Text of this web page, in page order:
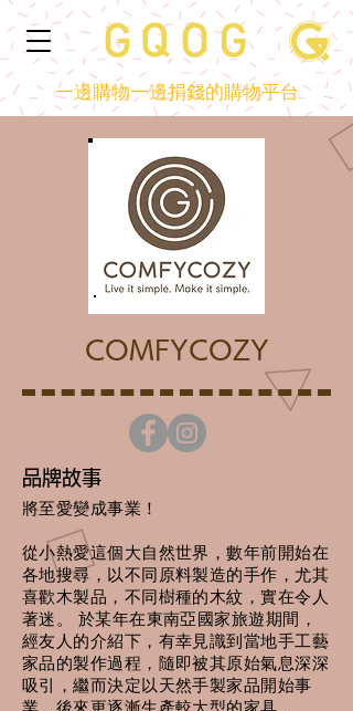
一邊購物一邊捐錢的購物平台
COMFYCOZY
品牌故事
將至愛變成事業！
從小熱愛這個大自然世界，數年前開始在
各地搜尋，以不同原料製造的手作，尤其
喜歡木製品，不同樹種的木紋，實在令人
著迷。 於某年在東南亞國家旅遊期間，
經友人的介紹下，有幸見識到當地手工藝
家品的製作過程，隨即被其原始氣息深深
吸引，繼而決定以天然手製家品開始事